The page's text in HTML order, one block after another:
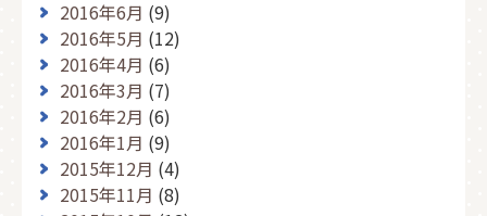
2016年6月 (9)
2016年5月 (12)
2016年4月 (6)
2016年3月 (7)
2016年2月 (6)
2016年1月 (9)
2015年12月 (4)
2015年11月 (8)